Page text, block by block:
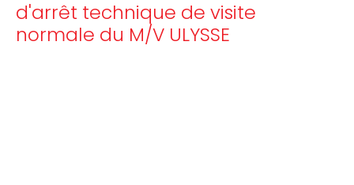
d'arrêt technique de visite
normale du M/V ULYSSE